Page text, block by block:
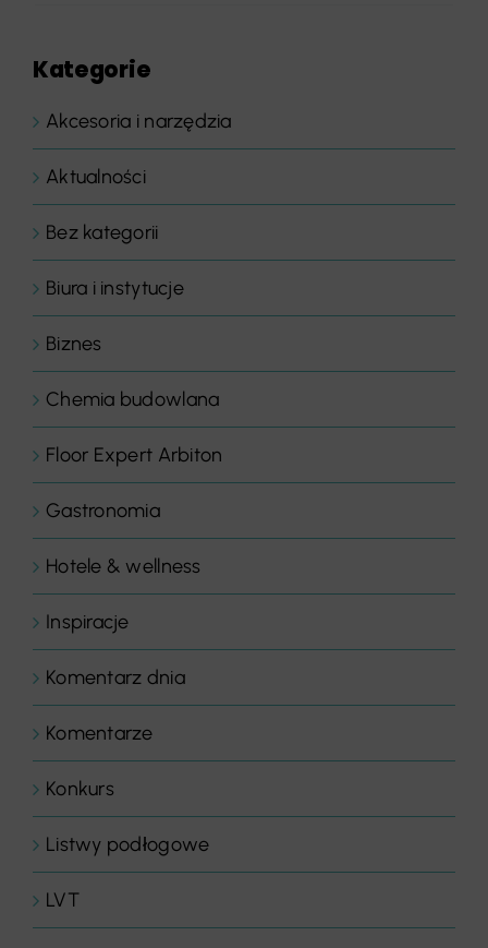
Kategorie
Akcesoria i narzędzia
Aktualności
Bez kategorii
Biura i instytucje
Biznes
Chemia budowlana
Floor Expert Arbiton
Gastronomia
Hotele & wellness
Inspiracje
Komentarz dnia
Komentarze
Konkurs
Listwy podłogowe
LVT